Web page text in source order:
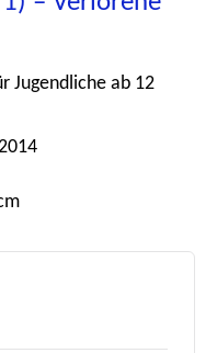
Jugendliche ab 12